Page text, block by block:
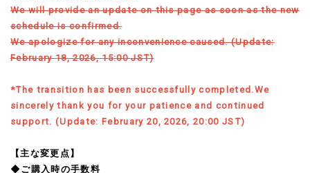
We will provide an update on this page as soon as the new
schedule is confirmed.
We apologize for any inconvenience caused.(Update:
February 18, 2026, 15:00 JST)
*The transition has been successfully completed.We
sincerely thank you for your patience and continued
support. (Update: February 20, 2026, 20:00 JST)
【主な変更点】
◆ご購入時の手数料